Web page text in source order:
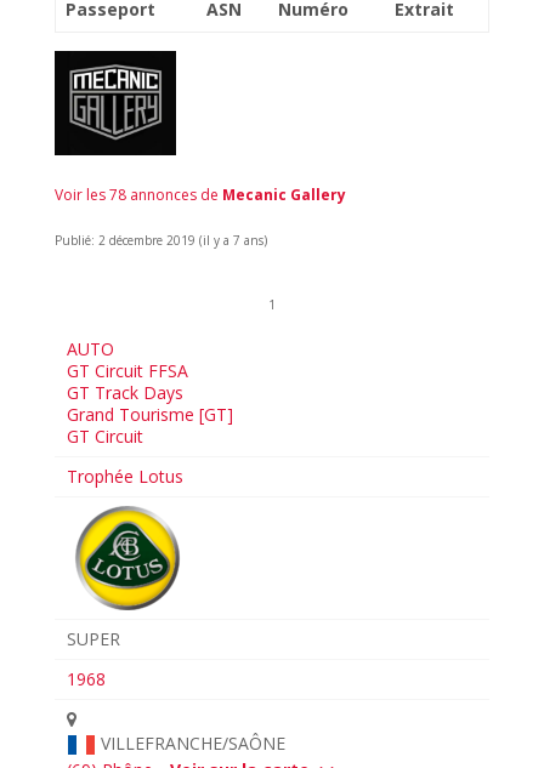
Passeport ASN Numéro Extrait
Voir les 78 annonces de Mecanic Gallery
Publié: 2 décembre 2019 (il y a 7 ans)
1
AUTO
GT Circuit FFSA
GT Track Days
Grand Tourisme [GT]
GT Circuit
Trophée Lotus
SUPER
1968
VILLEFRANCHE/SAÔNE